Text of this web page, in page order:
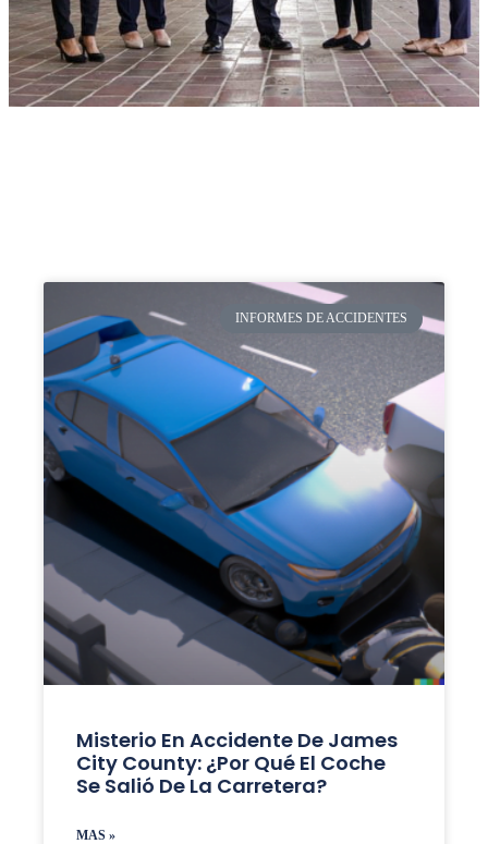
INFORMES DE ACCIDENTES
Misterio En Accidente De James
City County: ¿Por Qué El Coche
Se Salió De La Carretera?
MAS »